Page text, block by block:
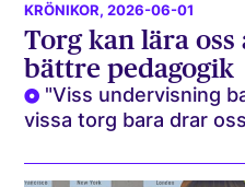
KRÖNIKOR, 2026-06-01
Torg kan lära
bättre pedagogik
"Viss undervisning
vissa torg bara drar